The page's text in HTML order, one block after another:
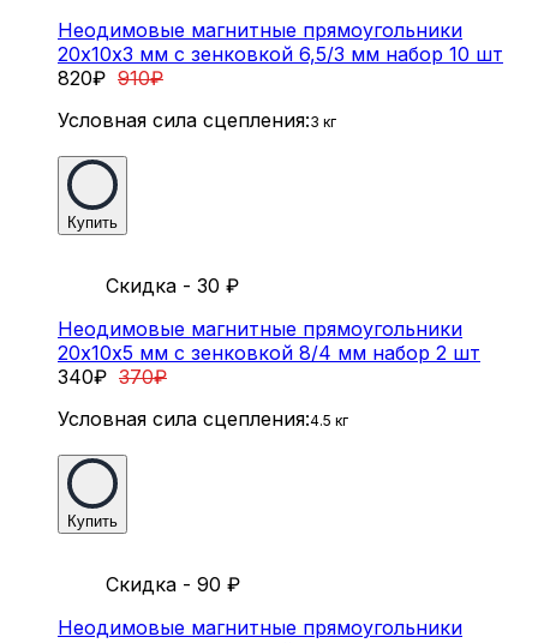
Неодимовые магнитные прямоугольники
20х10х3 мм с зенковкой 6,5/3 мм набор 10 шт
820₽ 910₽
Условная сила сцепления:3 кг
Купить
Скидка - 30 ₽
Неодимовые магнитные прямоугольники
20х10х5 мм с зенковкой 8/4 мм набор 2 шт
340₽ 370₽
Условная сила сцепления:4.5 кг
Купить
Скидка - 90 ₽
Неодимовые магнитные прямоугольники